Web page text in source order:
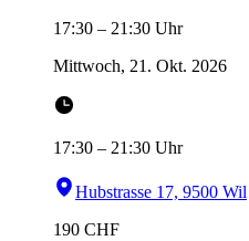
17:30 – 21:30 Uhr
Mittwoch, 21. Okt. 2026
17:30 – 21:30 Uhr
Hubstrasse 17, 9500 Wil
190 CHF